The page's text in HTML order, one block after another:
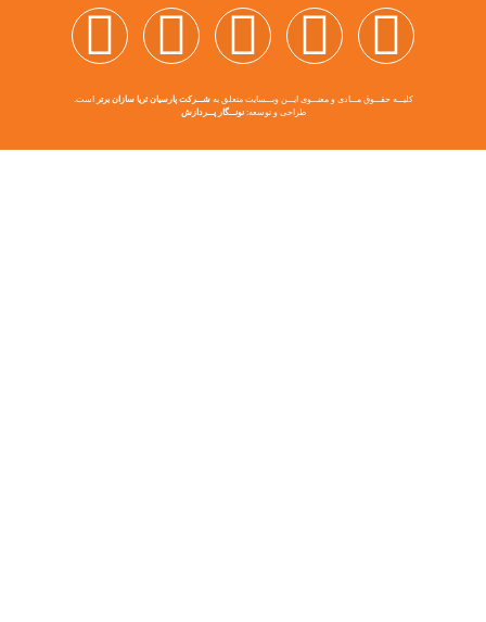
مـــادی و معنـــوی ایـــن وبـــسایت متعلق به شـــرکت پارسیان ثریا سازان برتراست.
نونـــگار پـــردازش